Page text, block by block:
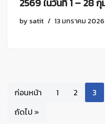
by satit 13 มกราคม 2026
ก่อนหน้า 1 2 3
ถัดไป »